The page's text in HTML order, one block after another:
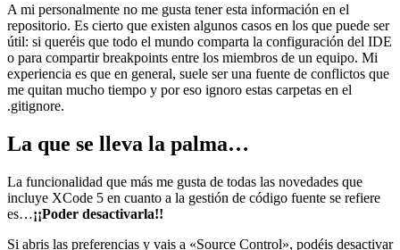
A mi personalmente no me gusta tener esta información en el
repositorio. Es cierto que existen algunos casos en los que puede ser
útil: si queréis que todo el mundo comparta la configuración del IDE
o para compartir breakpoints entre los miembros de un equipo. Mi
experiencia es que en general, suele ser una fuente de conflictos que
me quitan mucho tiempo y por eso ignoro estas carpetas en el
.gitignore.
La que se lleva la palma…
La funcionalidad que más me gusta de todas las novedades que
incluye XCode 5 en cuanto a la gestión de código fuente se refiere
es…¡¡Poder desactivarla!!
Si abris las preferencias y vais a «Source Control», podéis desactivar